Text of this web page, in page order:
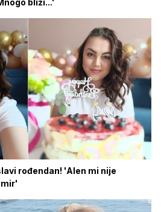
rođendan! 'Alen mi nije